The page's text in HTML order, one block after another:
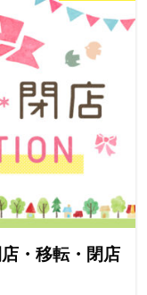
・移転・閉店